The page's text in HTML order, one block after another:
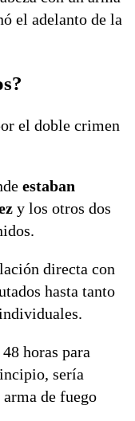
el adelanto de la
el doble crimen
estaban
y los otros dos
directa con
hasta tanto
horas para
sería
de fuego